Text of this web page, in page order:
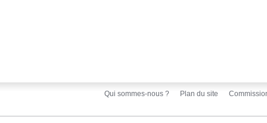
Qui sommes-nous ? Plan du site